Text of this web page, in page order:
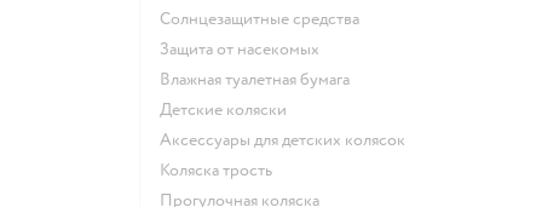
Солнцезащитные средства
Защита от насекомых
Влажная туалетная бумага
Детские коляски
Аксессуары для детских колясок
Коляска трость
Прогулочная коляска